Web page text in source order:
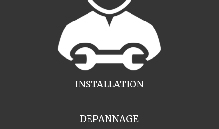
INSTALLATION
DEPANNAGE